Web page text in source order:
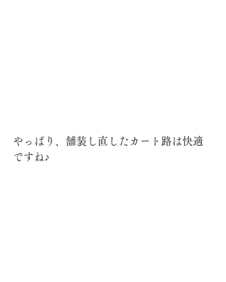
やっぱり、舗装し直したカート路は快適
ですね♪